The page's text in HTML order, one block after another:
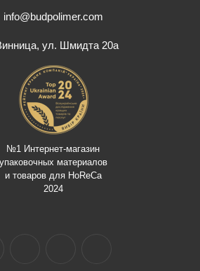
info@budpolimer.com
ул. Шмидта 20а
№1 Интернет-магазин
упаковочных материалов
и товаров для HoReCa
2024